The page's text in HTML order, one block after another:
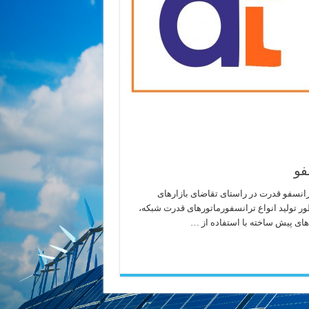
قدرت در راستای تقاضای بازارهای
تولید انواع ترانسفورماتورهای قدرت شبکه،
های پیش ساخته با استفاده از …